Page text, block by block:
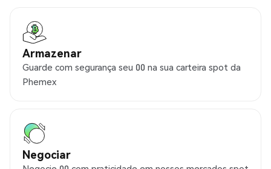
Armazenar
Guarde com segurança seu 00 na sua carteira spot da
Phemex
Negociar